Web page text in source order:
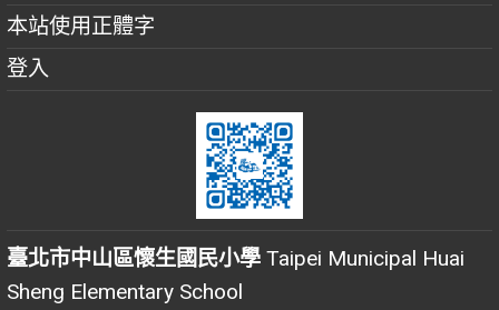
本站使用正體字
登入
臺北市中山區懷生國民小學 Taipei Municipal Huai
Sheng Elementary School